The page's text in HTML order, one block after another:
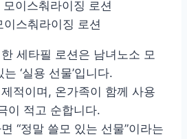
이스춰라이징 로션
세타필 로션은 남녀노소 모
‘실용 선물’입니다.
적이며, 온가족이 함께 사용
이 적고 순합니다.
“정말 쓸모 있는 선물”이라는